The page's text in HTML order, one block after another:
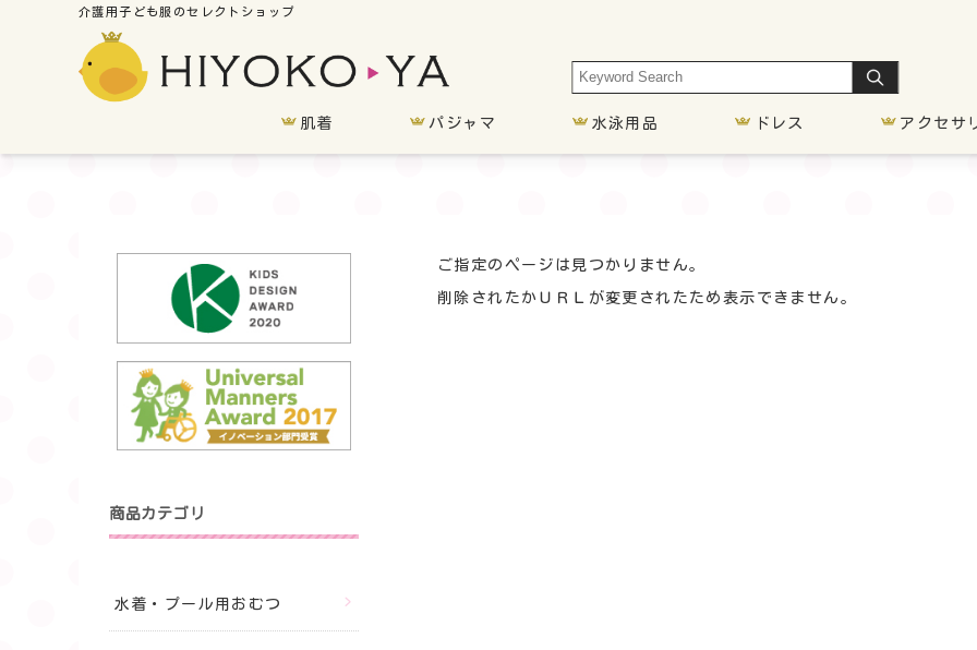
肌着 パジャマ 水泳用品 ドレス アクセサ
ご指定のページは見つかりません。
削除されたかＵＲＬが変更されたため表示できません。
商品カテゴリ
水着・プール用おむつ